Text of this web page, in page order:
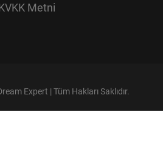
Metni
Expert | Tüm Hakları Saklıdır.